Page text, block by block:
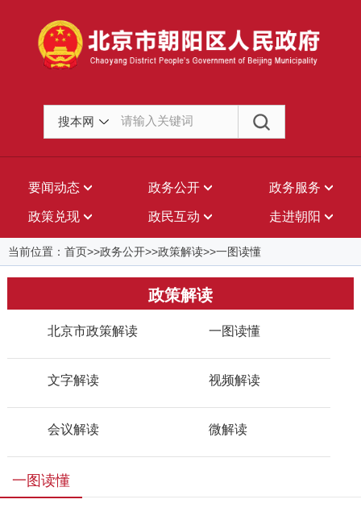
搜本网
要闻动态 政务公开 政务服务
政策兑现 政民互动 走进朝阳
当前位置：首页>>政务公开>>政策解读>>一图读懂
政策解读
北京市政策解读 一图读懂
文字解读 视频解读
会议解读 微解读
一图读懂